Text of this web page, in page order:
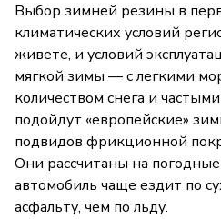
Выбор зимней резины в
климатических условий
живете, и условий
мягкой зимы — с легкими
количеством снега и
подойдут «европейские»
подвидов фрикционной
Они рассчитаны на погодные
автомобиль чаще ездит по
асфальту, чем по льду.